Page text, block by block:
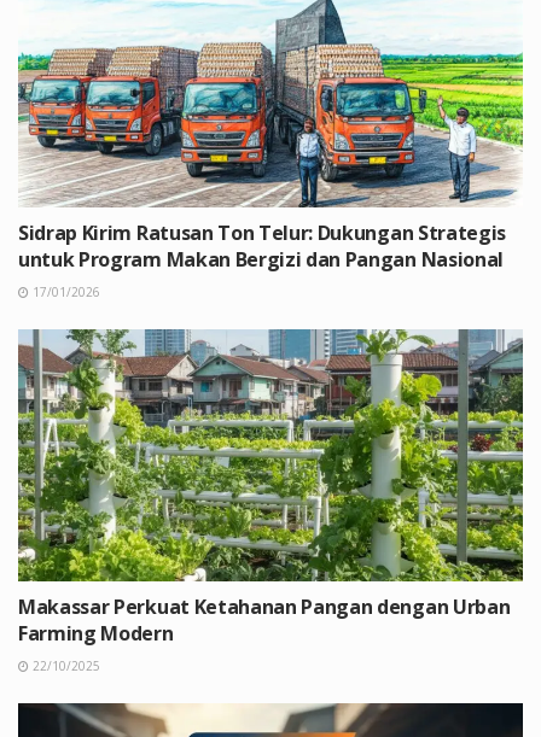
Sidrap Kirim Ratusan Ton Telur: Dukungan Strategis
untuk Program Makan Bergizi dan Pangan Nasional
17/01/2026
Makassar Perkuat Ketahanan Pangan dengan Urban
Farming Modern
22/10/2025